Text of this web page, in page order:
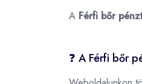
A Férfi bőr
❓ A Férfi bőr